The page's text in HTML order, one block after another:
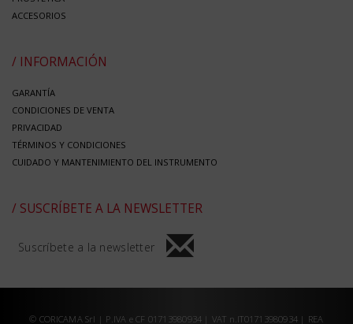
ACCESORIOS
/ INFORMACIÓN
GARANTÍA
CONDICIONES DE VENTA
PRIVACIDAD
TÉRMINOS Y CONDICIONES
CUIDADO Y MANTENIMIENTO DEL INSTRUMENTO
/ SUSCRÍBETE A LA NEWSLETTER
Suscríbete a la newsletter
© CORICAMA Srl | P.IVA e CF 01713980934 | VAT n.IT01713980934 | REA